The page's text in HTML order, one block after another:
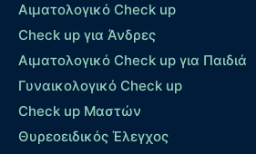
Αιματολογικό Check up
Check up για Άνδρες
Αιματολογικό Check up για Παιδιά
Γυναικολογικό Check up
Check up Μαστών
Θυρεοειδικός Έλεγχος